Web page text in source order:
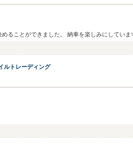
ることができました。 納車を楽しみにしていま
ルトレーディング